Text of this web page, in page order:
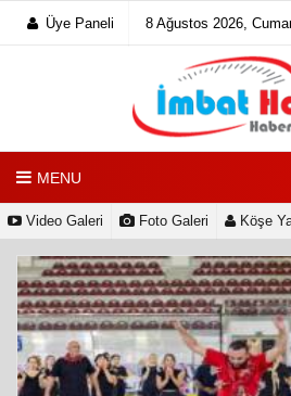
Üye Paneli 8 Ağustos 2026,
MENU
Video Galeri Foto Galeri Köşe